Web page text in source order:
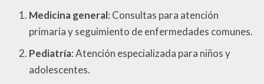
Medicina general: Consultas para atención
primaria y seguimiento de enfermedades comunes.
Pediatría: Atención especializada para niños y
adolescentes.